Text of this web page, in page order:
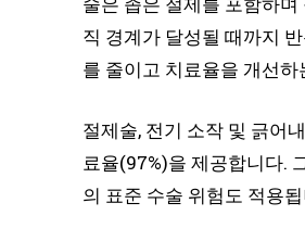
직 경계가 달성될 때까지
를 줄이고 치료율을 개선하
절제술, 전기 소작 및 긁어
료율(97%)을 제공합니다.
의 표준 수술 위험도 적용